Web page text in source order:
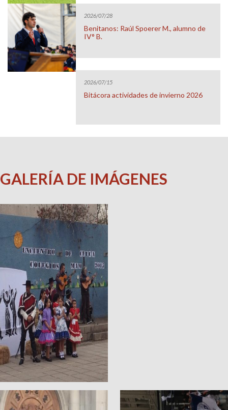
2026/07/28
Benitanos: Raúl Spoerer M., alumno de
IV° B.
2026/07/15
Bitácora actividades de invierno 2026
GALERÍA DE IMÁGENES